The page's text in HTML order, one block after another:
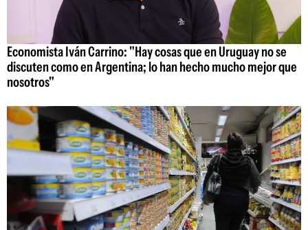
Economista Iván Carrino: "Hay cosas que en Uruguay no se
discuten como en Argentina; lo han hecho mucho mejor que
nosotros"